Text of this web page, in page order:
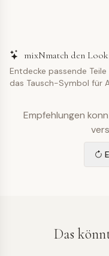
mixNmatch den Look
Entdecke passende
das Tausch-Symbol für
Empfehlungen
Das